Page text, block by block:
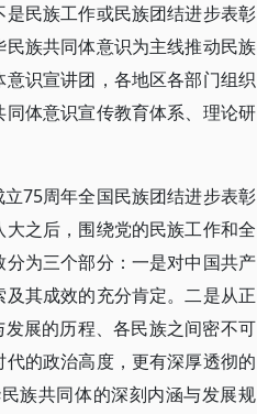
民族工作或民族团结进步表彰
族共同体意识为主线推动民族
识宣讲团，各地区各部门组织
体意识宣传教育体系、理论研
75周年全国民族团结进步表彰
之后，围绕党的民族工作和全
为三个部分：一是对中国共产
其成效的充分肯定。二是从正
展的历程、各民族之间密不可
的政治高度，更有深厚透彻的
族共同体的深刻内涵与发展规